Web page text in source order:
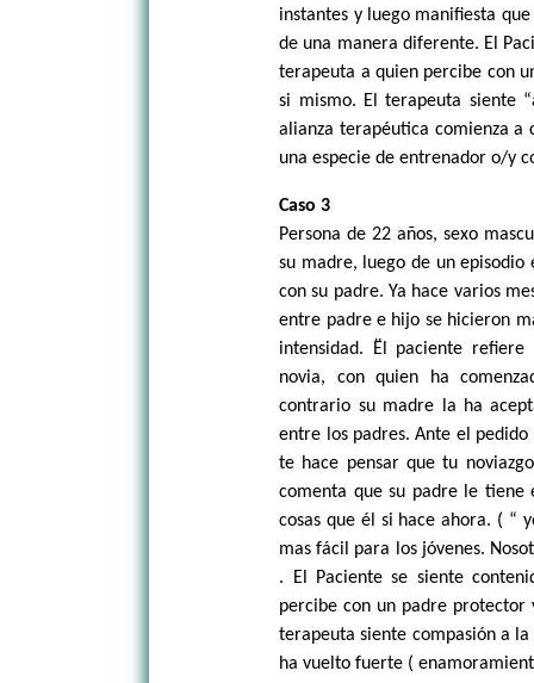
instantes y luego manifiesta
de una manera diferente. El
terapeuta a quien percibe con
si mismo. El terapeuta siente
alianza terapéutica comienza a
una especie de entrenador o/y
Caso 3
Persona de 22 años, sexo
su madre, luego de un
con su padre. Ya hace varios
entre padre e hijo se hicieron
intensidad. Ël paciente
novia, con quien ha
contrario su madre la ha
entre los padres. Ante el
te hace pensar que tu
comenta que su padre le tiene
cosas que él si hace ahora. ( “
mas fácil para los jóvenes.
. El Paciente se siente
percibe con un padre protector
terapeuta siente compasión a
ha vuelto fuerte (